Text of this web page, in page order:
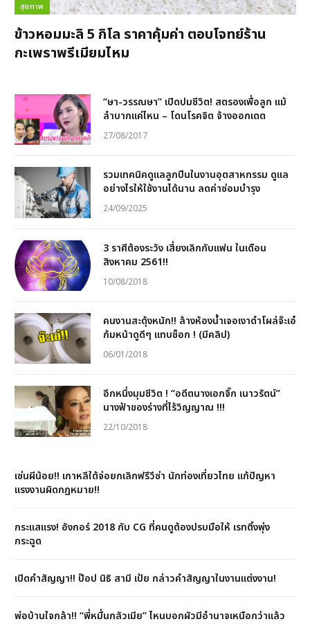
สุขภาพ
ข้าวหอมมะลิ 5 กิโล ราคาคุ้มค่า ตอบโจทย์ร้าน
กะเพราพรีเมียมไหม
“ษา-วรรณษา” เปิดปมชีวิต! สตรองเพื่อลูก แม้
ลำบากแค่ไหน – โดนโรคจิต จ้างออกเดต
27/08/2017
รวมเทคนิคดูแลลูกปืนในงานอุตสาหกรรม ดูแล
อย่างไรให้ใช้งานได้นาน ลดค่าซ่อมบำรุง
24/09/2025
3 ราศีต้องระวัง เสี่ยงเลิกกับแฟน ในเดือน
สิงหาคม 2561!!
10/08/2018
คนงานสะดุ้งหนัก!! ล้างห้องน้ำเจอเงาดำโผล่จ๊ะเอ๋
ก้มหน้าดูดีๆ แทบช็อก ! (มีคลิป)
06/01/2018
อีกหนึ่งมุมชีวิต ! “อดีตนางเอกจิ๊ก เนาวรัตน์”
นางฟ้าของร่างที่ไร้วิญญาณ !!!
22/10/2018
เซ่นผีน้อย!! เกาหลีใต้จ่อยกเลิกฟรีวีซ่า นักท่องเที่ยวไทย แก้ปัญหา
แรงงานผิดกฎหมาย!!
กระแสแรง! อังกอร์ 2018 กับ CG ที่คนดูต้องปรบมือให้ เรทติ้งพุ่ง
กระฉูด
เปิดคำสัญญา!! ป๊อป นิธิ สามี เป้ย กล่าวคำสัญญาในงานแต่งงาน!
พ่อบ้านใจกล้า!! “พี่หมื่นกลัวเมีย” ไหนบอกผัวมีอำนาจเหนือกว่าแล้ว